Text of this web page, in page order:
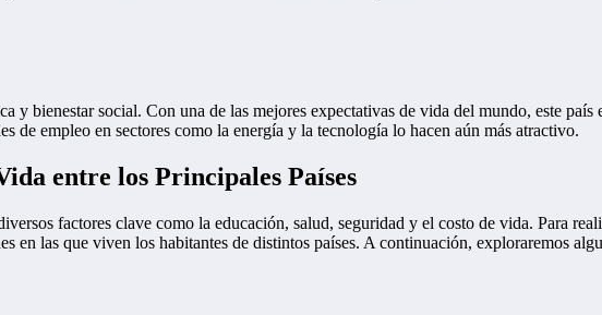
y bienestar social. Con una de las mejores expectativas de vida del mundo, este
de empleo en sectores como la energía y la tecnología lo hacen aún más atractivo.
entre los Principales Países
factores clave como la educación, salud, seguridad y el costo de vida. Para
en las que viven los habitantes de distintos países. A continuación, exploraremos